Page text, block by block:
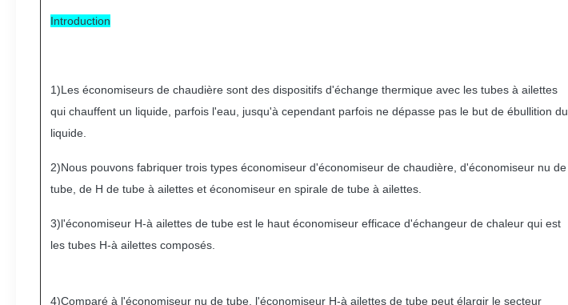
Introduction
1)Les économiseurs de chaudière sont des dispositifs d'échange thermique avec les tubes à ailettes
qui chauffent un liquide, parfois l'eau, jusqu'à cependant parfois ne dépasse pas le but de ébullition du
liquide.
2)Nous pouvons fabriquer trois types économiseur d'économiseur de chaudière, d'économiseur nu de
tube, de H de tube à ailettes et économiseur en spirale de tube à ailettes.
3)l'économiseur H-à ailettes de tube est le haut économiseur efficace d'échangeur de chaleur qui est
les tubes H-à ailettes composés.
4)Comparé à l'économiseur nu de tube, l'économiseur H-à ailettes de tube peut élargir le secteur